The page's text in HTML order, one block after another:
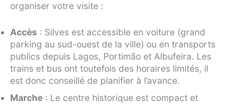
organiser votre visite :
Accès : Silves est accessible en voiture (grand
parking au sud-ouest de la ville) ou en transports
publics depuis Lagos, Portimão et Albufeira. Les
trains et bus ont toutefois des horaires limités, il
est donc conseillé de planifier à l’avance.
Marche : Le centre historique est compact et